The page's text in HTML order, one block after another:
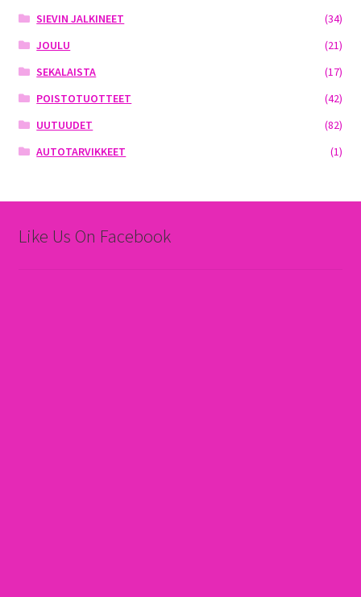
SIEVIN JALKINEET
(34)
JOULU
(21)
SEKALAISTA
(17)
POISTOTUOTTEET
(42)
UUTUUDET
(82)
AUTOTARVIKKEET
(1)
Like Us On Facebook